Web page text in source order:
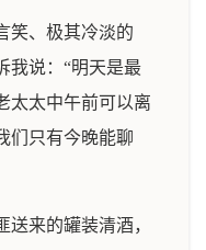
笑、极其冷淡的
我说：“明天是最
太太中午前可以离
们只有今晚能聊
来的罐装清酒，